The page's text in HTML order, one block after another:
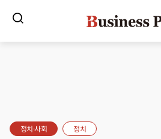
정치·사회 정치